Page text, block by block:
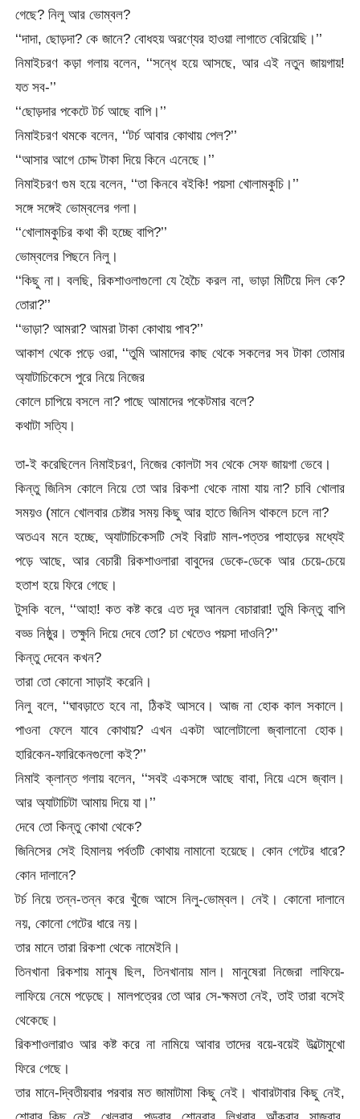
গেছে? নিলু আর ভোম্বল?
‘‘দাদা, ছোড়দা? কে জানে? বোধহয় অরণ্যের হাওয়া লাগাতে বেরিয়েছি।’’
নিমাইচরণ কড়া গলায় বলেন, ‘‘সন্ধে হয়ে আসছে, আর এই নতুন জায়গায়!
যত সব-’’
‘‘ছোড়দার পকেটে টর্চ আছে বাপি।’’
নিমাইচরণ থমকে বলেন, ‘‘টর্চ আবার কোথায় পেল?’’
‘‘আসার আগে চোদ্দ টাকা দিয়ে কিনে এনেছে।’’
নিমাইচরণ গুম হয়ে বলেন, ‘‘তা কিনবে বইকি! পয়সা খোলামকুচি।’’
সঙ্গে সঙ্গেই ভোম্বলের গলা।
‘‘খোলামকুচির কথা কী হচ্ছে বাপি?’’
ভোম্বলের পিছনে নিলু।
‘‘কিছু না। বলছি, রিকশাওলাগুলো যে হৈচৈ করল না, ভাড়া মিটিয়ে দিল কে?
তোরা?’’
‘‘ভাড়া? আমরা? আমরা টাকা কোথায় পাব?’’
আকাশ থেকে প়ড়ে ওরা, ‘‘তুমি আমাদের কাছ থেকে সকলের সব টাকা তোমার
অ্যাটাচিকেসে পুরে নিয়ে নিজের
কোলে চাপিয়ে বসলে না? পাছে আমাদের পকেটমার বলে?
কথাটা সত্যি।
তা-ই করেছিলেন নিমাইচরণ, নিজের কোলটা সব থেকে সেফ জায়গা ভেবে।
কিন্তু জিনিস কোলে নিয়ে তো আর রিকশা থেকে নামা যায় না? চাবি খোলার
সময়ও (মানে খোলবার চেষ্টার সময় কিছু আর হাতে জিনিস থাকলে চলে না?
অতএব মনে হচ্ছে, অ্যাটাচিকেসটি সেই বিরাট মাল-পত্তর পাহাড়ের মধ্যেই
পড়ে আছে, আর বেচারী রিকশাওলারা বাবুদের ডেকে-ডেকে আর চেয়ে-চেয়ে
হতাশ হয়ে ফিরে গেছে।
টুসকি বলে, ‘‘আহা! কত কষ্ট করে এত দূর আনল বেচারারা! তুমি কিন্তু বাপি
বড্ড নিষ্ঠুর। তক্ষুনি দিয়ে দেবে তো? চা খেতেও পয়সা দাওনি?’’
কিন্তু দেবেন কখন?
তারা তো কোনো সাড়াই করেনি।
নিলু বলে, ‘‘ঘাবড়াতে হবে না, ঠিকই আসবে। আজ না হোক কাল সকালে।
পাওনা ফেলে যাবে কোথায়? এখন একটা আলোটালো জ্বালানো হোক।
হারিকেন-ফারিকেনগুলো কই?’’
নিমাই ক্লান্ত গলায় বলেন, ‘‘সবই একসঙ্গে আছে বাবা, নিয়ে এসে জ্বাল।
আর অ্যাটাচিটা আমায় দিয়ে যা।’’
দেবে তো কিন্তু কোথা থেকে?
জিনিসের সেই হিমালয় পর্বতটি কোথায় নামানো হয়েছে। কোন গেটের ধারে?
কোন দালানে?
টর্চ নিয়ে তন্ন-তন্ন করে খুঁজে আসে নিলু-ভোম্বল। নেই। কোনো দালানে
নয়, কোনো গেটের ধারে নয়।
তার মানে তারা রিকশা থেকে নামেইনি।
তিনখানা রিকশায় মানুষ ছিল, তিনখানায় মাল। মানুষেরা নিজেরা লাফিয়ে-
লাফিয়ে নেমে পড়েছে। মালপত্রের তো আর সে-ক্ষমতা নেই, তাই তারা বসেই
থেকেছে।
রিকশাওলারাও আর কষ্ট করে না নামিয়ে আবার তাদের বয়ে-বয়েই উল্টোমুখো
ফিরে গেছে।
তার মানে-দ্বিতীয়বার পরবার মত জামাটামা কিছু নেই। খাবারটাবার কিছু নেই,